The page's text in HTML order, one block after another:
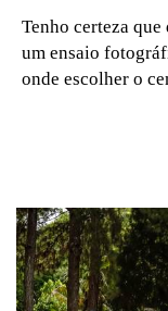
Tenho certeza
um ensaio
onde escolher o